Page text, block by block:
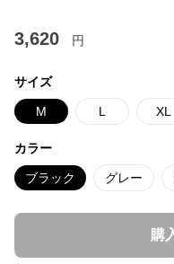
3,620 円
サイズ
M L XL
カラー
ブラック グレー
購